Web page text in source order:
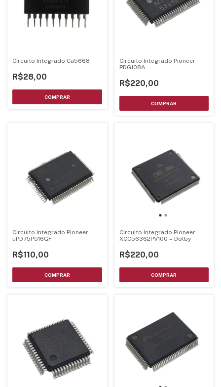
Circuito Integrado Ca5668
R$28,00
Circuito Integrado Pioneer
PDG108A
R$220,00
Circuito Integrado Pioneer
uPD75P516GF
R$110,00
Circuito Integrado Pioneer
XCC56362PV100 – Dolby
R$220,00